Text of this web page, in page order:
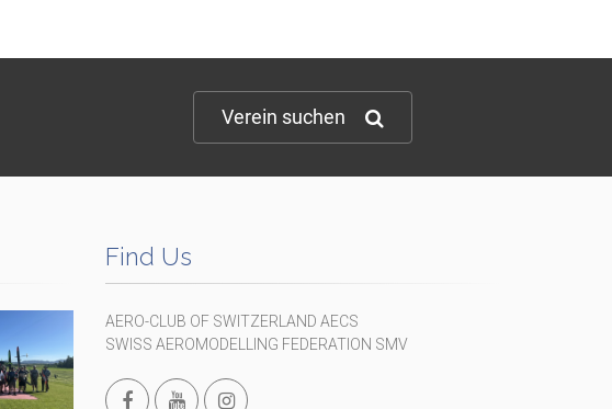
Verein suchen
Find Us
AERO-CLUB OF SWITZERLAND AECS
SWISS AEROMODELLING FEDERATION SMV